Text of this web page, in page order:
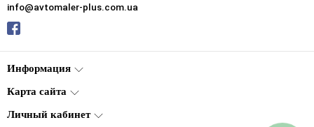
info@avtomaler-plus.com.ua
Информация
Карта сайта
Личный кабинет